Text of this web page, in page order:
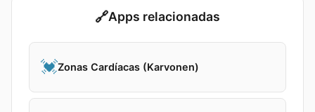
🔗Apps relacionadas
💓Zonas Cardíacas (Karvonen)